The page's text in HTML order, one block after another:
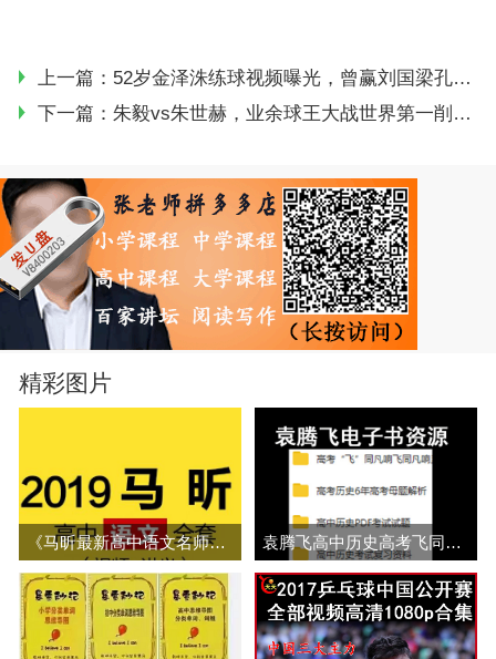
上一篇： 52岁金泽洙练球视频曝光，曾赢刘国梁孔令辉，今仍健步如飞
下一篇： 朱毅vs朱世赫，业余球王大战世界第一削球手，谁更厉害？
精彩图片
《马昕最新高中语文名师课堂精华版》视频全集百度云百度网盘下载 袁腾飞高中历史高考飞同凡响新课标高考知识点电子资源合集百度网盘下载